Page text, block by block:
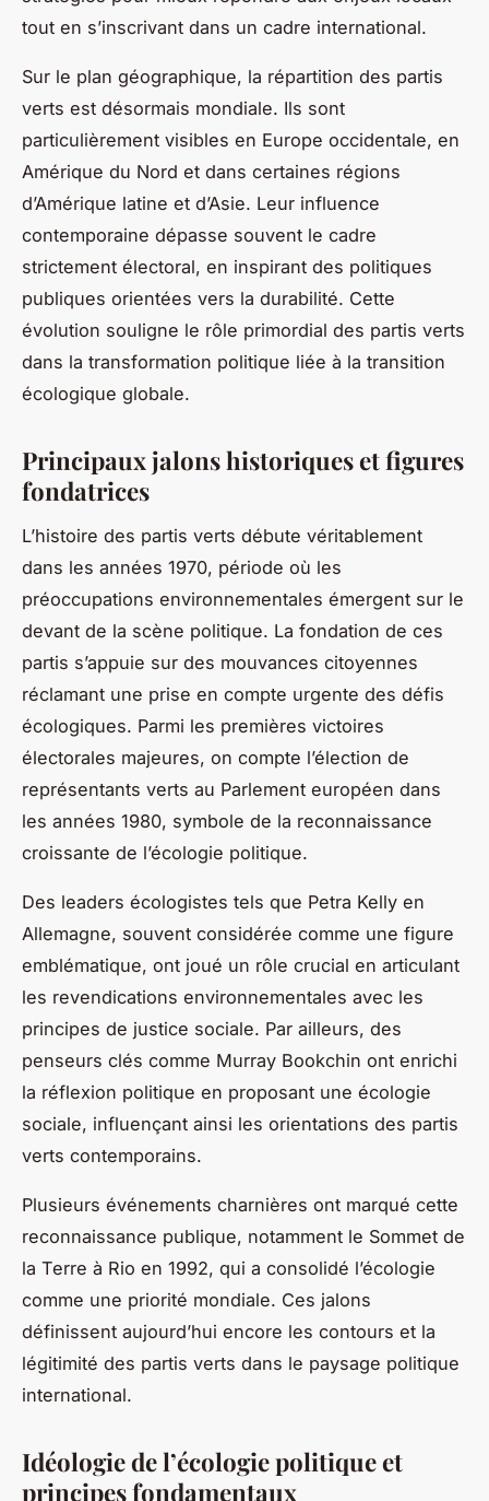
tout en s’inscrivant dans un cadre international.
Sur le plan géographique, la répartition des partis
verts est désormais mondiale. Ils sont
particulièrement visibles en Europe occidentale, en
Amérique du Nord et dans certaines régions
d’Amérique latine et d’Asie. Leur influence
contemporaine dépasse souvent le cadre
strictement électoral, en inspirant des politiques
publiques orientées vers la durabilité. Cette
évolution souligne le rôle primordial des partis verts
dans la transformation politique liée à la transition
écologique globale.
Principaux jalons historiques et figures
fondatrices
L’histoire des partis verts débute véritablement
dans les années 1970, période où les
préoccupations environnementales émergent sur le
devant de la scène politique. La fondation de ces
partis s’appuie sur des mouvances citoyennes
réclamant une prise en compte urgente des défis
écologiques. Parmi les premières victoires
électorales majeures, on compte l’élection de
représentants verts au Parlement européen dans
les années 1980, symbole de la reconnaissance
croissante de l’écologie politique.
Des leaders écologistes tels que Petra Kelly en
Allemagne, souvent considérée comme une figure
emblématique, ont joué un rôle crucial en articulant
les revendications environnementales avec les
principes de justice sociale. Par ailleurs, des
penseurs clés comme Murray Bookchin ont enrichi
la réflexion politique en proposant une écologie
sociale, influençant ainsi les orientations des partis
verts contemporains.
Plusieurs événements charnières ont marqué cette
reconnaissance publique, notamment le Sommet de
la Terre à Rio en 1992, qui a consolidé l’écologie
comme une priorité mondiale. Ces jalons
définissent aujourd’hui encore les contours et la
légitimité des partis verts dans le paysage politique
international.
Idéologie de l’écologie politique et
principes fondamentaux